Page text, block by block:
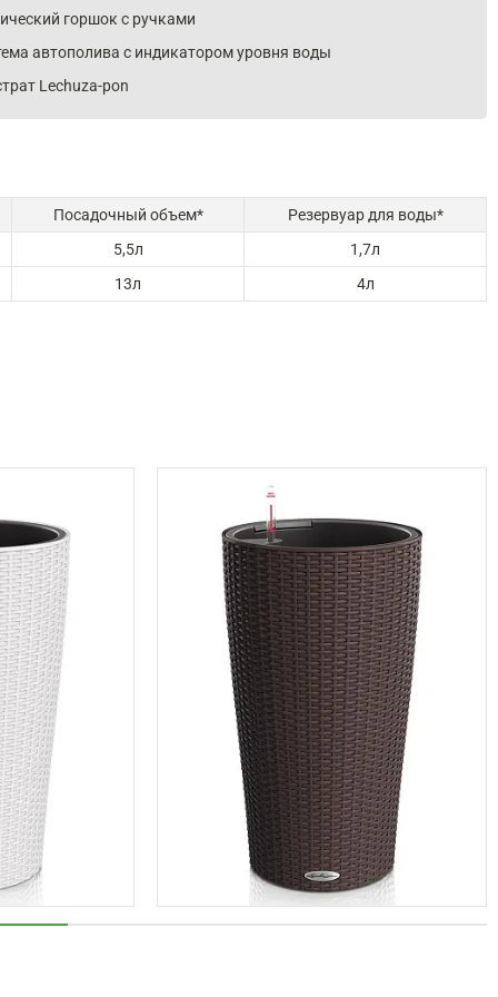
горшок с ручками
автополива с индикатором уровня воды
Lechuza-pon
Посадочный объем*
Резервуар для воды*
5,5л
1,7л
13л
4л